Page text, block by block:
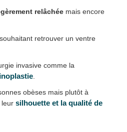
relâchée mais encore
retrouver un ventre
invasive comme la
obèses mais plutôt à
leur silhouette et la qualité de